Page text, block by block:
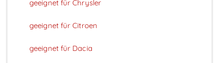
geeignet für Chrysler
geeignet für Citroen
geeignet für Dacia